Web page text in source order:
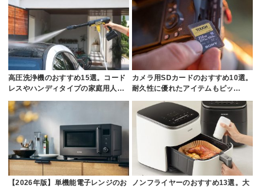
高圧洗浄機のおすすめ15選。コード
レスやハンディタイプの家庭用人…
カメラ用SDカードのおすすめ10選。
耐久性に優れたアイテムもピッ…
【2026年版】単機能電子レンジのお
ノンフライヤーのおすすめ13選。大